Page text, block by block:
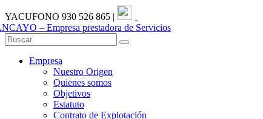
YACUFONO 930 526 865 |
Empresa
Nuestro Origen
Quienes somos
Objetivos
Estatuto
Contrato de Explotación